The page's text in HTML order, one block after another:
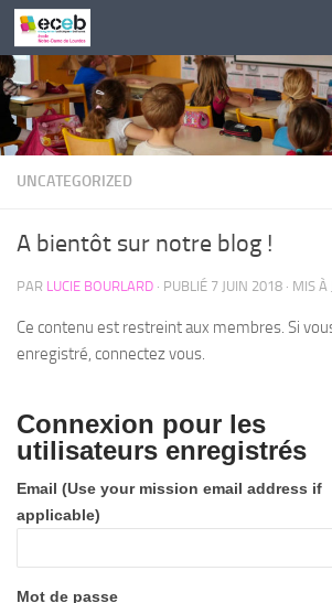
Skip to content
UNCATEGORIZED
A bientôt sur notre blog !
PAR LUCIE BOURLARD · PUBLIÉ 7 JUIN 2018 · MIS À
Ce contenu est restreint aux membres. Si
enregistré, connectez vous.
Connexion pour les
utilisateurs enregistrés
Email (Use your mission email address if
applicable)
Mot de passe